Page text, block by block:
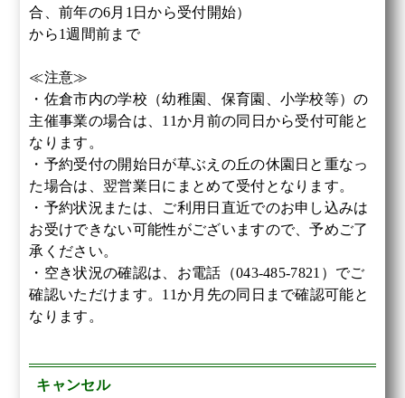
合、前年の6月1日から受付開始）
から1週間前まで
≪注意≫
・佐倉市内の学校（幼稚園、保育園、小学校等）の
主催事業の場合は、11か月前の同日から受付可能と
なります。
・予約受付の開始日が草ぶえの丘の休園日と重なっ
た場合は、翌営業日にまとめて受付となります。
・予約状況または、ご利用日直近でのお申し込みは
お受けできない可能性がございますので、予めご了
承ください。
・空き状況の確認は、お電話（043-485-7821）でご
確認いただけます。11か月先の同日まで確認可能と
なります。
キャンセル